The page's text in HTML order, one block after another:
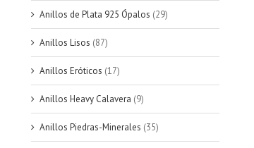
Anillos de Plata 925 Ópalos (29)
Anillos Lisos (87)
Anillos Eróticos (17)
Anillos Heavy Calavera (9)
Anillos Piedras-Minerales (35)